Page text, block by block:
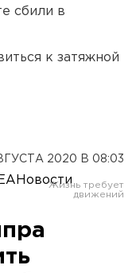
сбили в
к затяжной
2020 В 08:03
ЕАНовости